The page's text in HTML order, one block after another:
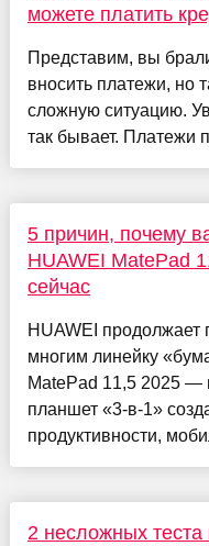
можете платить
Представим, вы
вносить платежи, но
сложную ситуацию.
так бывает. Платежи
5 причин, почему
HUAWEI MatePad
сейчас
HUAWEI
многим линейку
MatePad 11,5 2025
планшет «3-в-1»
продуктивности,
2 несложных теста